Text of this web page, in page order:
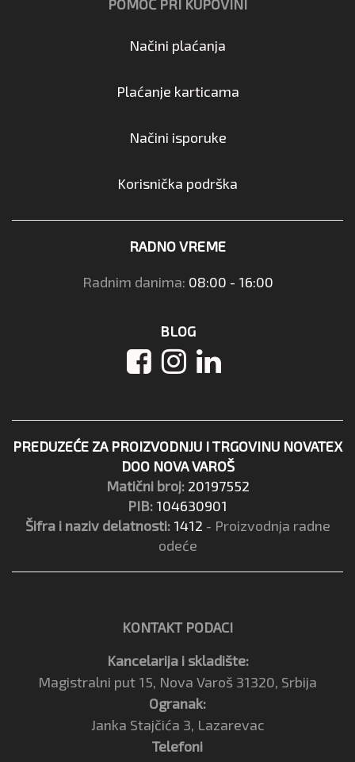
POMOĆ PRI KUPOVINI
Načini plaćanja
Plaćanje karticama
Načini isporuke
Korisnička podrška
RADNO VREME
Radnim danima: 08:00 - 16:00
BLOG
PREDUZEĆE ZA PROIZVODNJU I TRGOVINU NOVATEX
DOO NOVA VAROŠ
Matični broj: 20197552
PIB: 104630901
Šifra i naziv delatnosti: 1412 - Proizvodnja radne
odeće
KONTAKT PODACI
Kancelarija i skladište:
Magistralni put 15, Nova Varoš 31320, Srbija
Ogranak:
Janka Stajčića 3, Lazarevac
Telefoni